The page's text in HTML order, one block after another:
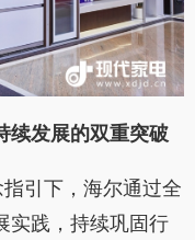
续发展的双重突破
引下，海尔通过全
实践，持续巩固行